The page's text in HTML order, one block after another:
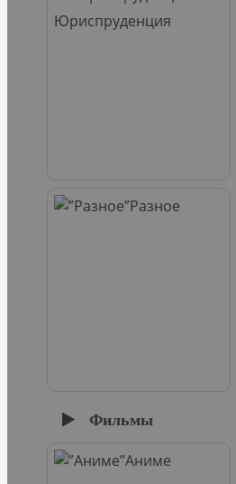
Юриспруденция
Разное
Фильмы
Аниме